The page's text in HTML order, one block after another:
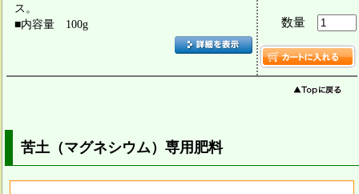
ス。
■内容量 100g
数量
苦土（マグネシウム）専用肥料